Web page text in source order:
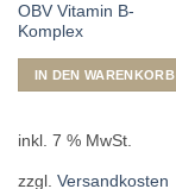
OBV Vitamin B-
Komplex
IN DEN WARENKORB
inkl. 7 % MwSt.
zzgl. Versandkosten